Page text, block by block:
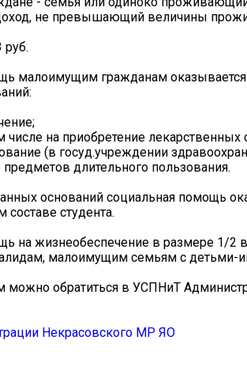
не превышающий величины
руб.
малоимущим гражданам оказывается
числе на приобретение лекарственных
(в госуд.учреждении
предметов длительного пользования.
оснований социальная помощь
студента.
на жизнеобеспечение в размере 1/2
малоимущим семьям с
можно обратиться в УСПНиТ
Некрасовского МР ЯО